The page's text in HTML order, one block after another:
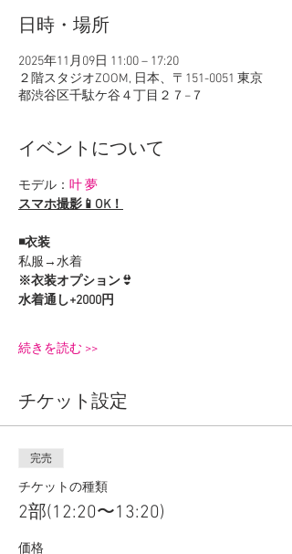
日時・場所
2025年11月09日 11:00 – 17:20
２階スタジオZOOM, 日本、〒151-0051 東京
都渋谷区千駄ケ谷４丁目２７−７
イベントについて
モデル： 叶 夢
スマホ撮影📱OK！
◾️衣装
私服→水着
※衣装オプション👙
水着通し+2000円
続きを読む >>
チケット設定
完売
チケットの種類
2部(12:20〜13:20)
価格